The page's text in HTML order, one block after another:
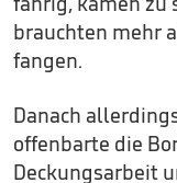
brauchten mehr
fangen.
Danach
offenbarte die
Deckungsarbeit